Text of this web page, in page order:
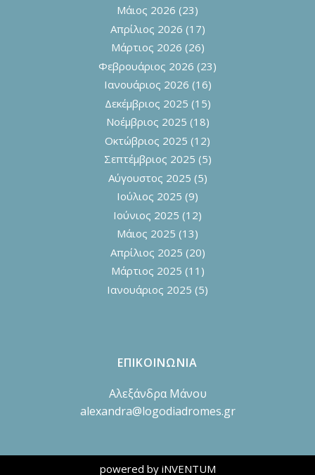
Μάιος 2026 (23)
Απρίλιος 2026 (17)
Μάρτιος 2026 (26)
Φεβρουάριος 2026 (23)
Ιανουάριος 2026 (16)
Δεκέμβριος 2025 (15)
Νοέμβριος 2025 (18)
Οκτώβριος 2025 (12)
Σεπτέμβριος 2025 (5)
Αύγουστος 2025 (5)
Ιούλιος 2025 (9)
Ιούνιος 2025 (12)
Μάιος 2025 (13)
Απρίλιος 2025 (20)
Μάρτιος 2025 (11)
Ιανουάριος 2025 (5)
ΕΠΙΚΟΙΝΩΝΙΑ
Αλεξάνδρα Μάνου
alexandra@logodiadromes.gr
powered by iNVENTUM